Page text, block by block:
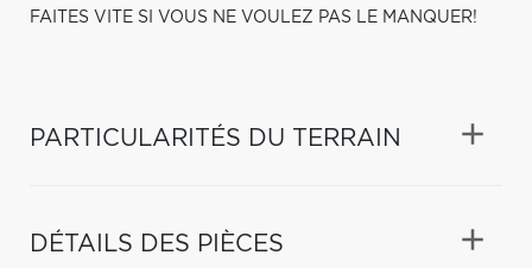
FAITES VITE SI VOUS NE VOULEZ PAS LE MANQUER!
PARTICULARITÉS DU TERRAIN
DÉTAILS DES PIÈCES